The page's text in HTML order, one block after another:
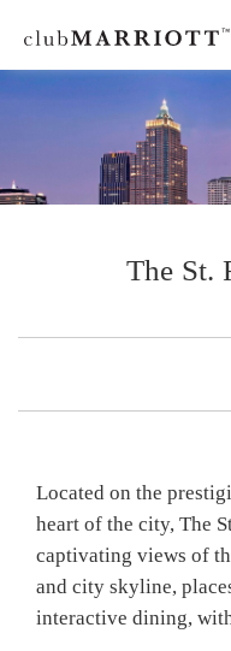
The St.
Located on the
heart of the city, The
captivating views of
and city skyline,
interactive dining,